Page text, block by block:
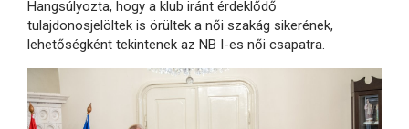
Hangsúlyozta, hogy a klub iránt érdeklődő
tulajdonosjelöltek is örültek a női szakág sikerének,
lehetőségként tekintenek az NB I-es női csapatra.